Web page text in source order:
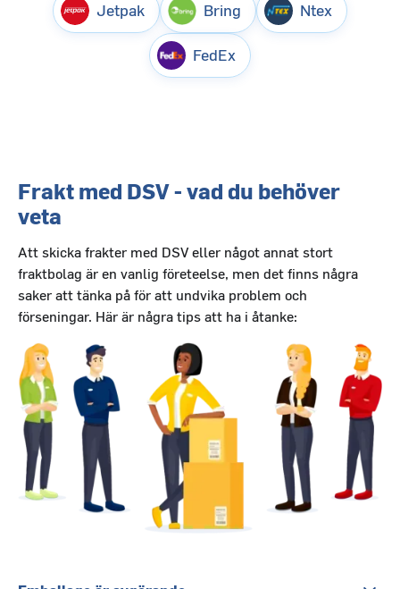
Jetpak Bring Ntex
FedEx
Frakt med DSV - vad du behöver
veta
Att skicka frakter med DSV eller något annat stort
fraktbolag är en vanlig företeelse, men det finns några
saker att tänka på för att undvika problem och
förseningar. Här är några tips att ha i åtanke: